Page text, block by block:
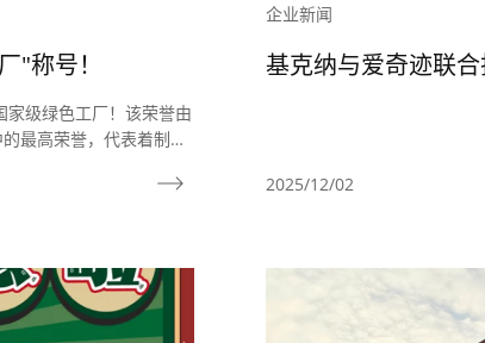
"称号！
级绿色工厂！该荣誉由
最高荣誉，代表着制造
企业新闻
基克纳与爱奇迹联
2025/12/02